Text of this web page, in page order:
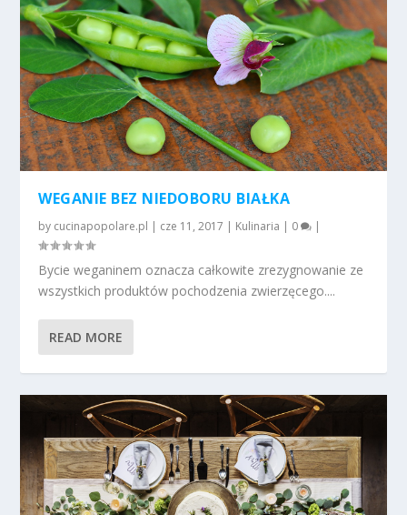
WEGANIE BEZ NIEDOBORU BIAŁKA
by cucinapopolare.pl | cze 11, 2017 | Kulinaria | 0 |
Bycie weganinem oznacza całkowite zrezygnowanie ze
wszystkich produktów pochodzenia zwierzęcego....
READ MORE